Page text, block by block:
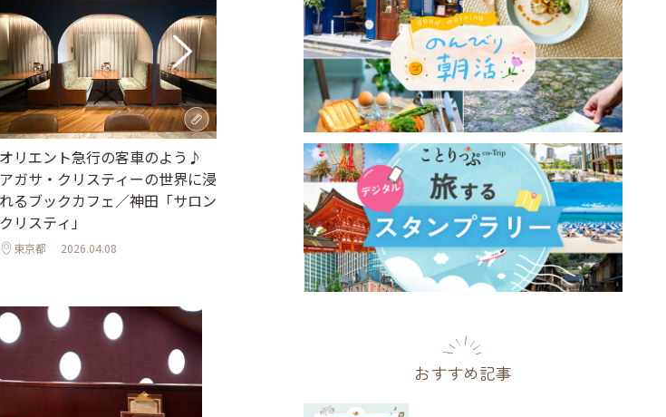
オリエント急行の客車のよう♪
アガサ・クリスティーの世界に浸
れるブックカフェ／神田「サロン
クリスティ」
東京都 2026.04.08
焼きたてスコーン＆紅茶が食べ飲
み放題♪ 森の中にいるような紅
茶専門店・自由が丘「YOTSUBA
TEA」でのんびり時間
2026.06.16
おすすめ記事